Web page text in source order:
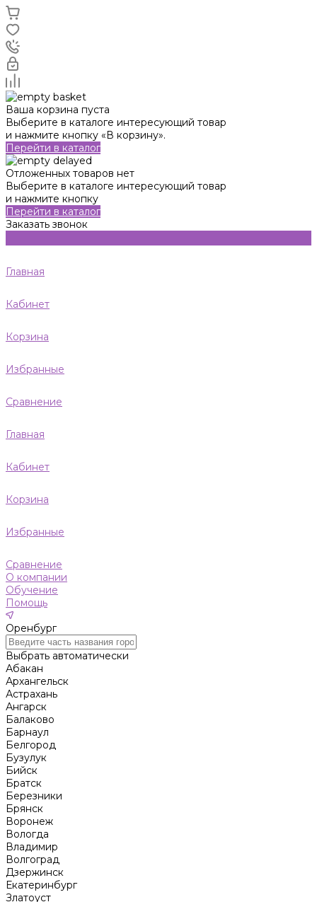
Ваша корзина пуста
Выберите в каталоге интересующий товар
и нажмите кнопку «В корзину».
Перейти в каталог
Отложенных товаров нет
Выберите в каталоге интересующий товар
и нажмите кнопку
Перейти в каталог
Заказать звонок
Главная
Кабинет
Корзина
Избранные
Сравнение
Главная
Кабинет
Корзина
Избранные
Сравнение
О компании
Обучение
Помощь
Оренбург
Выбрать автоматически
Абакан
Архангельск
Астрахань
Ангарск
Балаково
Барнаул
Белгород
Бузулук
Бийск
Братск
Березники
Брянск
Воронеж
Вологда
Владимир
Волгоград
Дзержинск
Екатеринбург
Златоуст